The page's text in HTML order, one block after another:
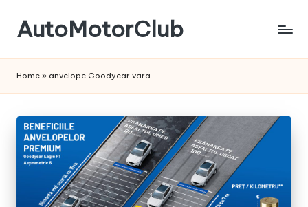
Skip
content
AutoMotorClub
masini
pasionatii
de
masini
Home » anvelope Goodyear vara